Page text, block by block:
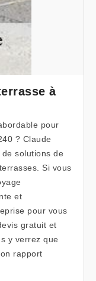
à
pour
? Claude
solutions de
Si vous
et
pour vous
gratuit et
y verrez que
rapport